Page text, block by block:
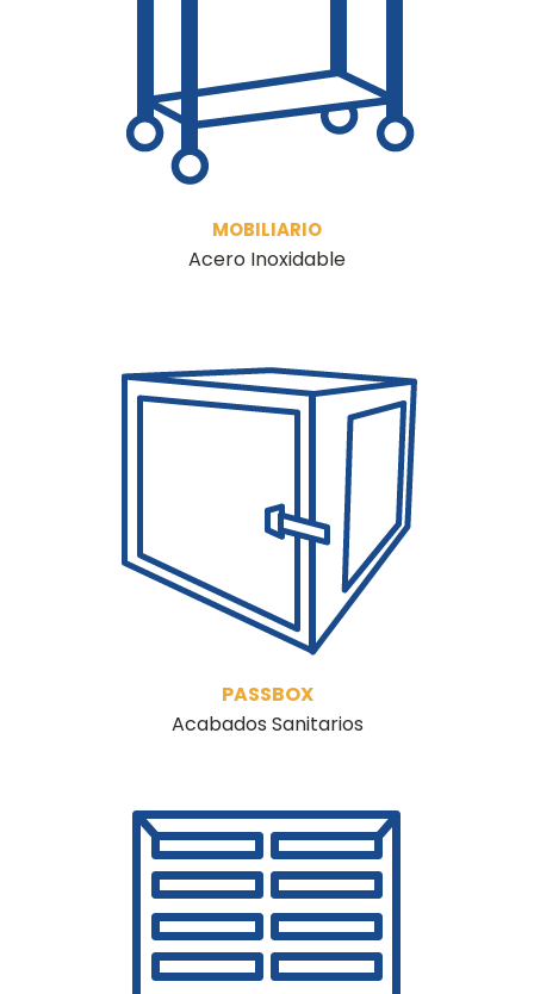
MOBILIARIO
Acero Inoxidable
PASSBOX
Acabados Sanitarios